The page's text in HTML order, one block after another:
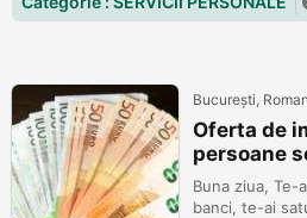
Bucureşti,
Oferta de
persoane
Buna ziua, Te-
banci, te-ai